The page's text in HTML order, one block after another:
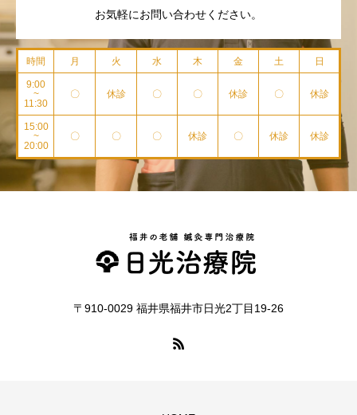
お気軽にお問い合わせください。
時間 月 火 水 木 金 土 日
9:00
~
11:30
〇 休診 〇 〇 休診 〇 休診
15:00
~
20:00
〇 〇 〇 休診 〇 休診 休診
〒910-0029 福井県福井市日光2丁目19-26